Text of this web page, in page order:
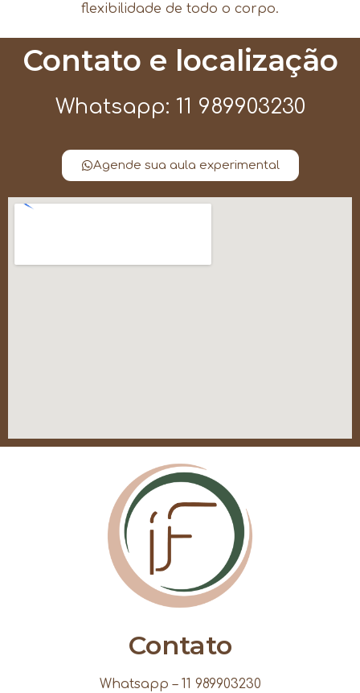
flexibilidade de todo o corpo.
Contato e localização
Whatsapp: 11 989903230
Agende sua aula experimental
Contato
Whatsapp – 11 989903230